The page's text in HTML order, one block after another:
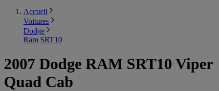
Accueil
Voitures
Dodge
Ram SRT10
2007 Dodge RAM SRT10 Viper
Quad Cab